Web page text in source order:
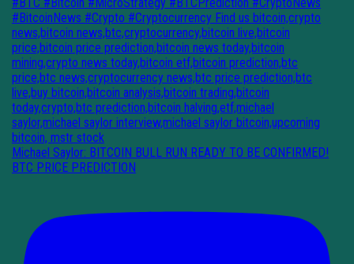
Michael Saylor: BITCOIN BULL RUN READY TO BE CONFIRMED!
BTC PRICE PREDICTION